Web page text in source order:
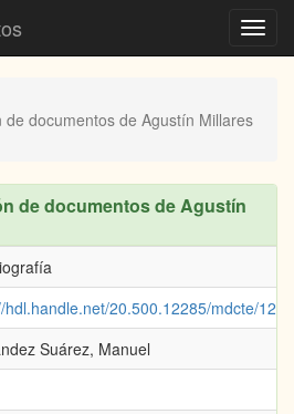
de documentos de Agustín Millares
de documentos de Agustín
hdl.handle.net/20.500.12285/mdcte/12
Suárez, Manuel